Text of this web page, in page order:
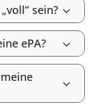
sein?
ePA?